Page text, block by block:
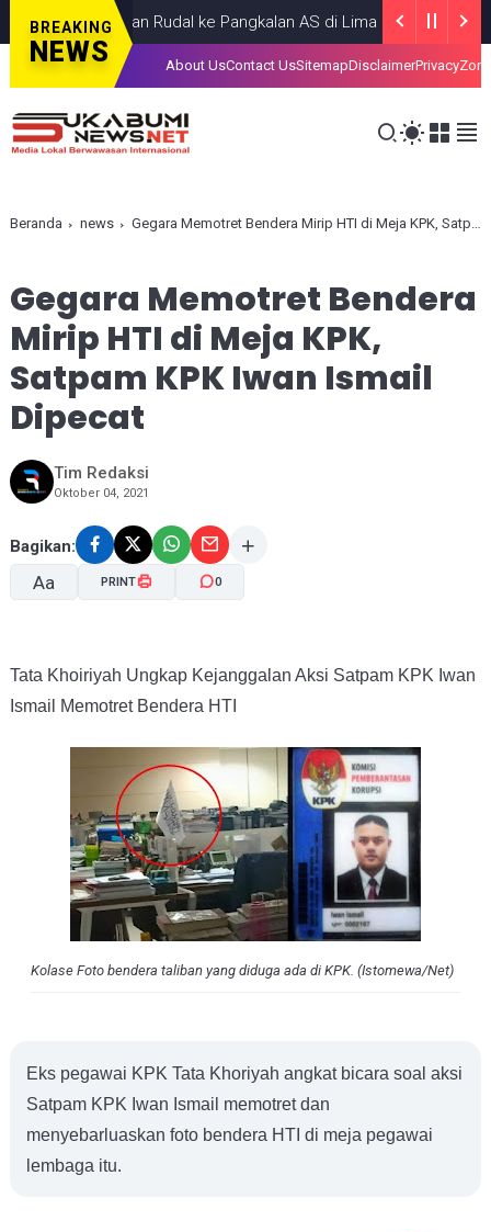
BREAKING
NEWS
Luncurkan Rudal ke Pangkalan AS di Lima Negara Teluk
About UsContact UsSitemapDisclaimerPrivacy
Beranda news Gegara Memotret Bendera Mirip HTI di Meja KPK, Satpam KPK Iwan Ismail Dipecat
Gegara Memotret Bendera
Mirip HTI di Meja KPK,
Satpam KPK Iwan Ismail
Dipecat
Tim Redaksi
Oktober 04, 2021
Bagikan:
Aa
A- A+
PRINT 0
Tata Khoiriyah Ungkap Kejanggalan Aksi Satpam KPK Iwan
Ismail Memotret Bendera HTI
Kolase Foto bendera taliban yang diduga ada di KPK. (Istomewa/Net)
Eks pegawai KPK Tata Khoriyah angkat bicara soal aksi
Satpam KPK Iwan Ismail memotret dan
menyebarluaskan foto bendera HTI di meja pegawai
lembaga itu.